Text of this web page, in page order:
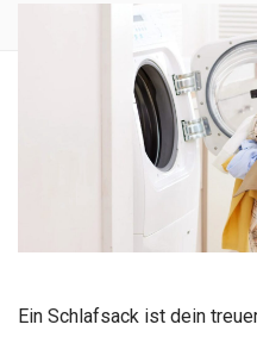
Ein Schlafsack ist dein